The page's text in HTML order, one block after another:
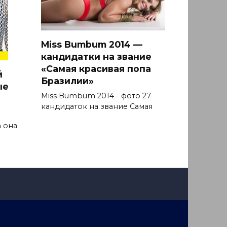
она
Miss Bumbum 2014 —
кандидатки на звание
«Самая красивая попа
Бразилии»
Miss Bumbum 2014 - фото 27
кандидаток на звание Самая